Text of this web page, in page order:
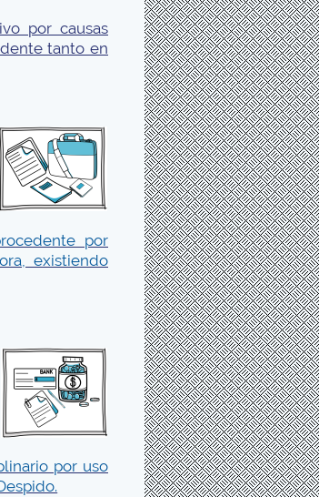
por causas
tanto en
por
existiendo
por uso